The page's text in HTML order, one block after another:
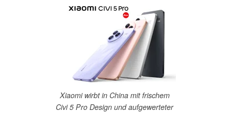
Xiaomi wirbt in China mit frischem
Civi 5 Pro Design und aufgewerteter